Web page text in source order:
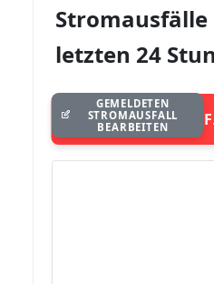
Stromausfälle
letzten 24
GEMELDETEN
STROMAUSFALL
BEARBEITEN